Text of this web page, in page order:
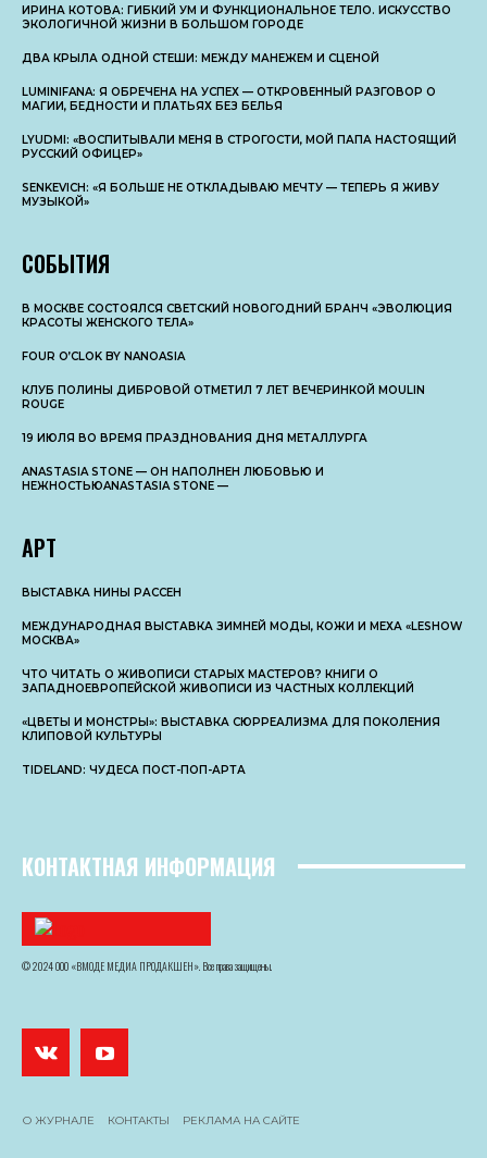
ИРИНА КОТОВА: ГИБКИЙ УМ И ФУНКЦИОНАЛЬНОЕ ТЕЛО. ИСКУССТВО
ЭКОЛОГИЧНОЙ ЖИЗНИ В БОЛЬШОМ ГОРОДЕ
ДВА КРЫЛА ОДНОЙ СТЕШИ: МЕЖДУ МАНЕЖЕМ И СЦЕНОЙ
LUMINIFANA: Я ОБРЕЧЕНА НА УСПЕХ — ОТКРОВЕННЫЙ РАЗГОВОР О
МАГИИ, БЕДНОСТИ И ПЛАТЬЯХ БЕЗ БЕЛЬЯ
LYUDMI: «ВОСПИТЫВАЛИ МЕНЯ В СТРОГОСТИ, МОЙ ПАПА НАСТОЯЩИЙ
РУССКИЙ ОФИЦЕР»
SENKEVICH: «Я БОЛЬШЕ НЕ ОТКЛАДЫВАЮ МЕЧТУ — ТЕПЕРЬ Я ЖИВУ
МУЗЫКОЙ»
СОБЫТИЯ
В МОСКВЕ СОСТОЯЛСЯ СВЕТСКИЙ НОВОГОДНИЙ БРАНЧ «ЭВОЛЮЦИЯ
КРАСОТЫ ЖЕНСКОГО ТЕЛА»
FOUR O’CLOK BY NANOASIA
КЛУБ ПОЛИНЫ ДИБРОВОЙ ОТМЕТИЛ 7 ЛЕТ ВЕЧЕРИНКОЙ MOULIN
ROUGE
19 ИЮЛЯ ВО ВРЕМЯ ПРАЗДНОВАНИЯ ДНЯ МЕТАЛЛУРГА
ANASTASIA STONE — ОН НАПОЛНЕН ЛЮБОВЬЮ И
НЕЖНОСТЬЮANASTASIA STONE —
АРТ
ВЫСТАВКА НИНЫ РАССЕН
МЕЖДУНАРОДНАЯ ВЫСТАВКА ЗИМНЕЙ МОДЫ, КОЖИ И МЕХА «LESHOW
МОСКВА»
ЧТО ЧИТАТЬ О ЖИВОПИСИ СТАРЫХ МАСТЕРОВ? КНИГИ О
ЗАПАДНОЕВРОПЕЙСКОЙ ЖИВОПИСИ ИЗ ЧАСТНЫХ КОЛЛЕКЦИЙ
«ЦВЕТЫ И МОНСТРЫ»: ВЫСТАВКА СЮРРЕАЛИЗМА ДЛЯ ПОКОЛЕНИЯ
КЛИПОВОЙ КУЛЬТУРЫ
TIDELAND: ЧУДЕСА ПОСТ-ПОП-АРТА
КОНТАКТНАЯ ИНФОРМАЦИЯ
© 2024 ООО «ВМОДЕ МЕДИА ПРОДАКШЕН». Все права защищены.
О ЖУРНАЛЕ КОНТАКТЫ РЕКЛАМА НА САЙТЕ